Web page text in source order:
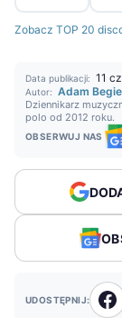
Zobacz TOP 20
Data publikacji: 11
Autor: Adam
Dziennikarz
polo od 2012 roku.
OBSERWUJ NAS
UDOSTĘPNIJ: